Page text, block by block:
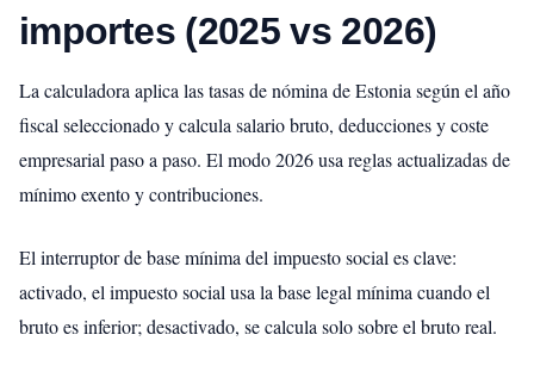
importes (2025 vs 2026)
La calculadora aplica las tasas de nómina de Estonia según el año
fiscal seleccionado y calcula salario bruto, deducciones y coste
empresarial paso a paso. El modo 2026 usa reglas actualizadas de
mínimo exento y contribuciones.
El interruptor de base mínima del impuesto social es clave:
activado, el impuesto social usa la base legal mínima cuando el
bruto es inferior; desactivado, se calcula solo sobre el bruto real.